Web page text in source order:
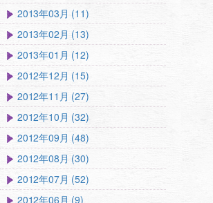
2013年03月 (11)
2013年02月 (13)
2013年01月 (12)
2012年12月 (15)
2012年11月 (27)
2012年10月 (32)
2012年09月 (48)
2012年08月 (30)
2012年07月 (52)
2012年06月 (9)